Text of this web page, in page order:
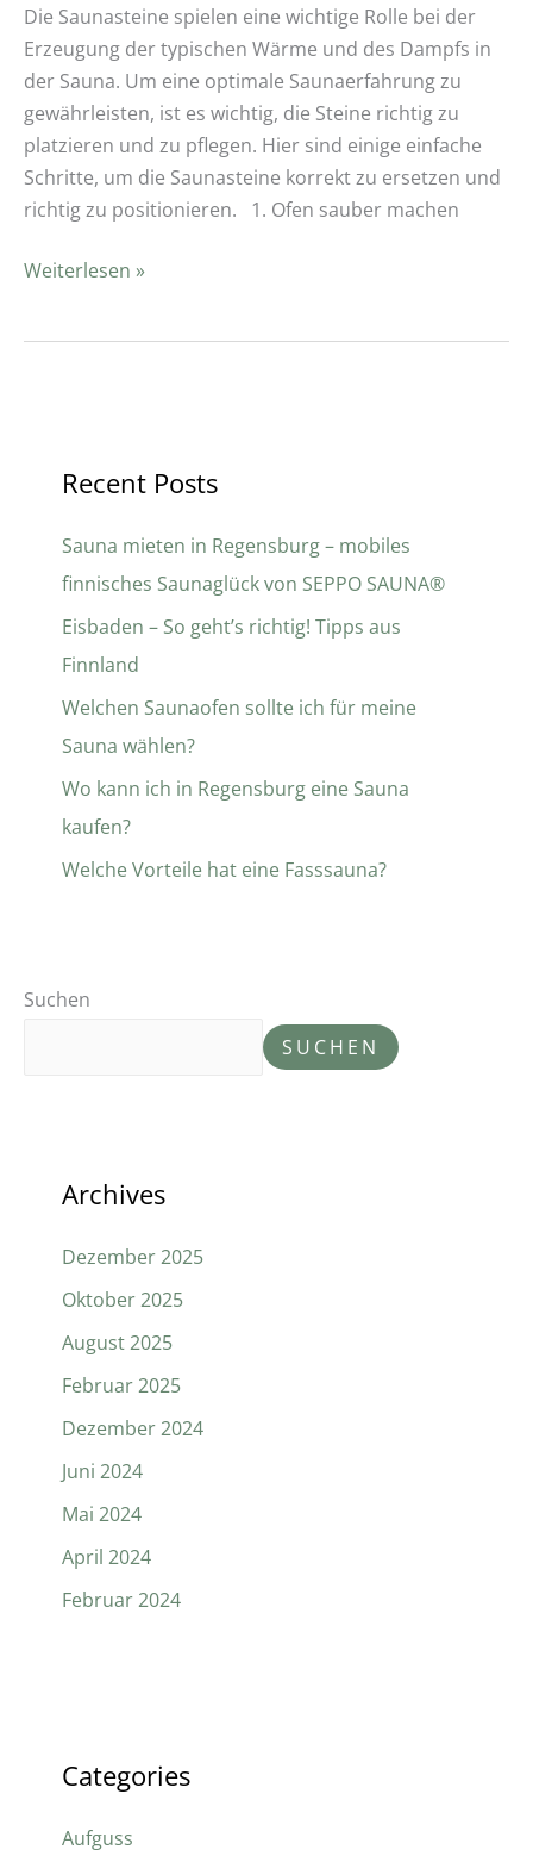
Die Saunasteine spielen eine wichtige Rolle bei der
Erzeugung der typischen Wärme und des Dampfs in
der Sauna. Um eine optimale Saunaerfahrung zu
gewährleisten, ist es wichtig, die Steine richtig zu
platzieren und zu pflegen. Hier sind einige einfache
Schritte, um die Saunasteine korrekt zu ersetzen und
richtig zu positionieren. 1. Ofen sauber machen
Weiterlesen »
Recent Posts
Sauna mieten in Regensburg – mobiles
finnisches Saunaglück von SEPPO SAUNA®
Eisbaden – So geht’s richtig! Tipps aus
Finnland
Welchen Saunaofen sollte ich für meine
Sauna wählen?
Wo kann ich in Regensburg eine Sauna
kaufen?
Welche Vorteile hat eine Fasssauna?
Suchen
SUCHEN
Archives
Dezember 2025
Oktober 2025
August 2025
Februar 2025
Dezember 2024
Juni 2024
Mai 2024
April 2024
Februar 2024
Categories
Aufguss